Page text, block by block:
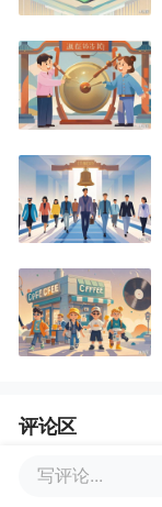
评论区
JamesJiang
写评论...